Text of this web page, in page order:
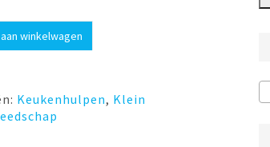
winkelwagen
Keukenhulpen, Klein